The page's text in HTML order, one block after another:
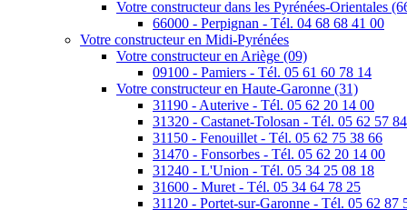
Votre constructeur dans les Pyrénées-Orientales
66000 - Perpignan - Tél. 04 68 68 41 00
Votre constructeur en Midi-Pyrénées
Votre constructeur en Ariège (09)
09100 - Pamiers - Tél. 05 61 60 78 14
Votre constructeur en Haute-Garonne (31)
31190 - Auterive - Tél. 05 62 20 14 00
31320 - Castanet-Tolosan - Tél. 05 62 57
31150 - Fenouillet - Tél. 05 62 75 38 66
31470 - Fonsorbes - Tél. 05 62 20 14 00
31240 - L'Union - Tél. 05 34 25 08 18
31600 - Muret - Tél. 05 34 64 78 25
31120 - Portet-sur-Garonne - Tél. 05 62 87